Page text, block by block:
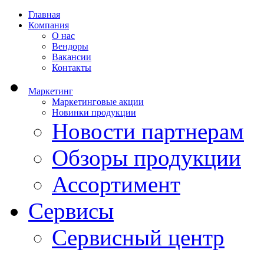
Главная
Компания
О нас
Вендоры
Вакансии
Контакты
Маркетинг
Маркетинговые акции
Новинки продукции
Новости партнерам
Обзоры продукции
Ассортимент
Сервисы
Сервисный центр